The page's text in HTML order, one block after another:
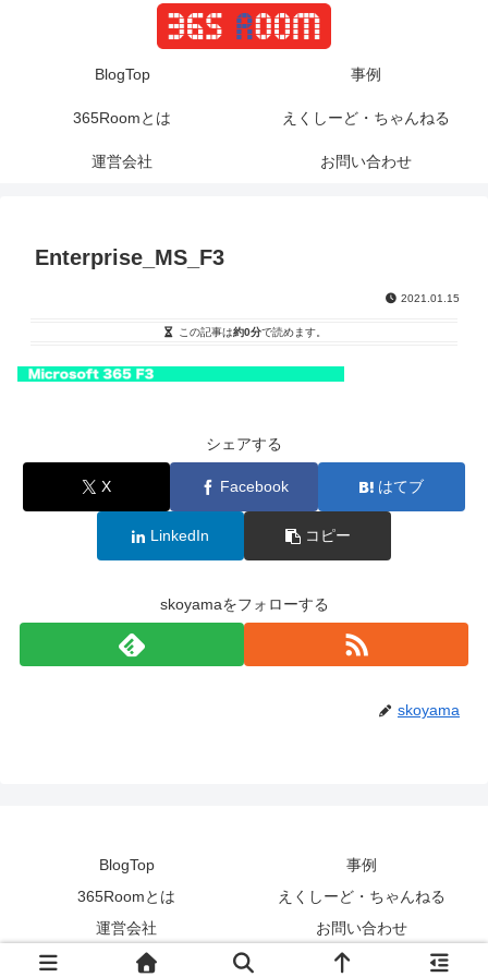
BlogTop 事例
365Roomとは えくしーど・ちゃんねる
運営会社 お問い合わせ
Enterprise_MS_F3
2021.01.15
この記事は約0分で読めます。
シェアする
X Facebook はてブ
LinkedIn コピー
skoyamaをフォローする
skoyama
BlogTop
事例
365Roomとは
えくしーど・ちゃんねる
運営会社
お問い合わせ
© 2012 365Room.